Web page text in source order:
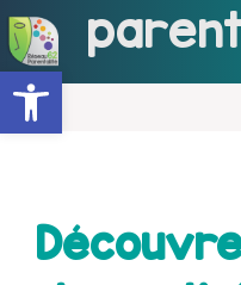
Ouvrir la barre d’outils